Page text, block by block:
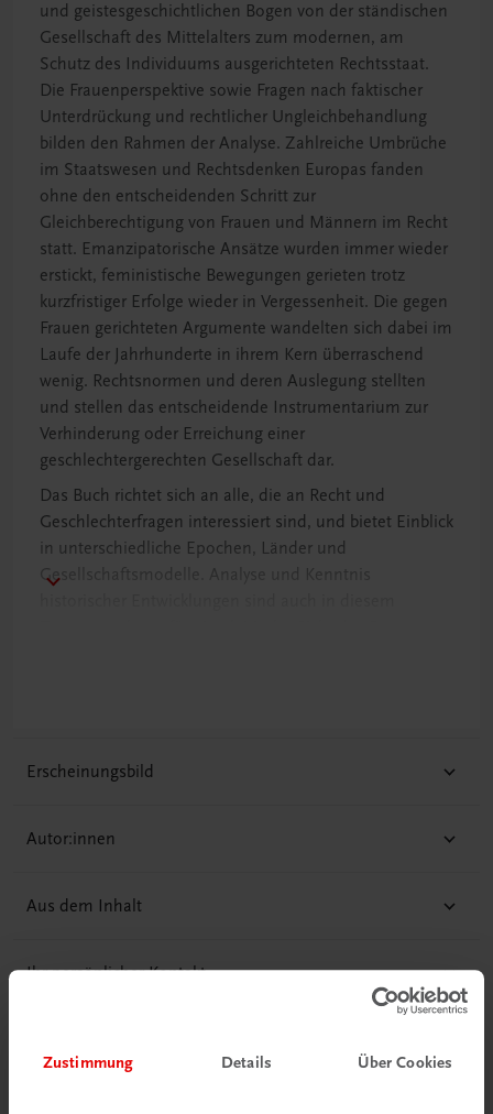
Zustimmung Details Über Cookies
und geistesgeschichtlichen Bogen von der ständischen
Gesellschaft des Mittelalters zum modernen, am
Schutz des Individuums ausgerichteten Rechtsstaat.
Die Frauenperspektive sowie Fragen nach faktischer
Unterdrückung und rechtlicher Ungleichbehandlung
bilden den Rahmen der Analyse. Zahlreiche Umbrüche
im Staatswesen und Rechtsdenken Europas fanden
ohne den entscheidenden Schritt zur
Gleichberechtigung von Frauen und Männern im Recht
statt. Emanzipatorische Ansätze wurden immer wieder
erstickt, feministische Bewegungen gerieten trotz
kurzfristiger Erfolge wieder in Vergessenheit. Die gegen
Frauen gerichteten Argumente wandelten sich dabei im
Laufe der Jahrhunderte in ihrem Kern überraschend
wenig. Rechtsnormen und deren Auslegung stellten
und stellen das entscheidende Instrumentarium zur
Verhinderung oder Erreichung einer
geschlechtergerechten Gesellschaft dar.
Das Buch richtet sich an alle, die an Recht und
Geschlechterfragen interessiert sind, und bietet Einblick
in unterschiedliche Epochen, Länder und
Gesellschaftsmodelle. Analyse und Kenntnis
Erscheinungsbild
Autor:innen
Aus dem Inhalt
Ihr persönlicher Kontakt